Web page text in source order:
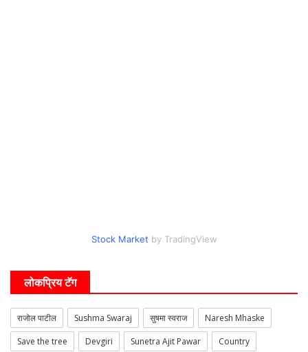
Stock Market by TradingView
लोकप्रिय टॅग
राजोल पाटील Sushma Swaraj सुषमा स्वराज
Naresh Mhaske
Save the tree
Devgiri Sunetra Ajit Pawar
Country